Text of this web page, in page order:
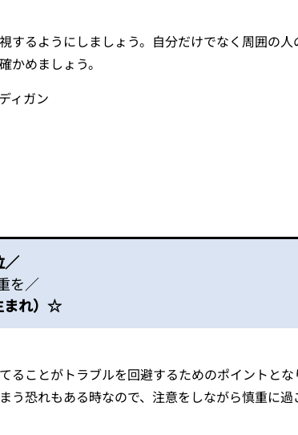
するようにしましょう。自分だけでなく周囲の人
かめましょう。
ィガン
／
を／
まれ）☆
ることがトラブルを回避するためのポイントと
う恐れもある時なので、注意をしながら慎重に